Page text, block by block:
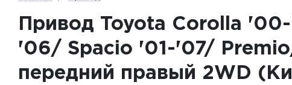
Привод Toyota Corolla
'06/ Spacio '01-'07/
передний правый 2WD